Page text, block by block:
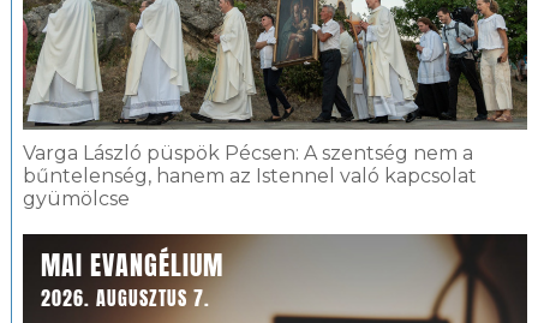
Varga László püspök Pécsen: A szentség nem a
bűntelenség, hanem az Istennel való kapcsolat
gyümölcse
MAI EVANGÉLIUM
2026. AUGUSZTUS 7.